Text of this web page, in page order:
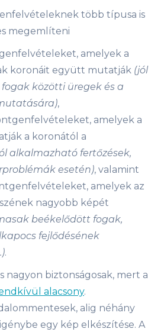
több típusa is
megemlíteni
amelyek a
koronáit együtt mutatják (jól
közötti üregek és a
,
amelyek a
a koronától a
alkalmazható fertőzések,
esetén), valamint
amelyek az
nagyobb képét
beékelődött fogak,
fejlődésének
.
nagyon biztonságosak, mert a
alacsony.
alig néhány
egy kép elkészítése. A